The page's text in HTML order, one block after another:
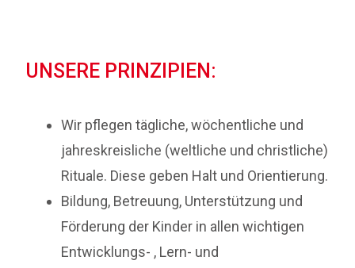
UNSERE PRINZIPIEN:
Wir pflegen tägliche, wöchentliche und
jahreskreisliche (weltliche und christliche)
Rituale. Diese geben Halt und Orientierung.
Bildung, Betreuung, Unterstützung und
Förderung der Kinder in allen wichtigen
Entwicklungs- , Lern- und